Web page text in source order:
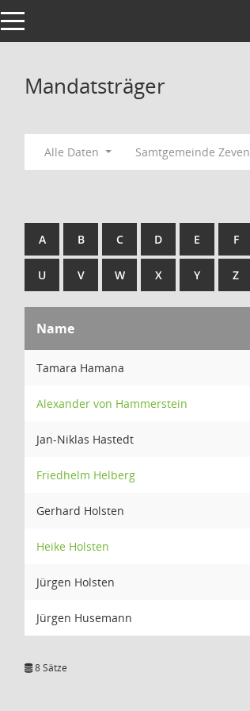
Toggle navigation
Mandatsträger
Alle Daten Samtgemeinde Zeven
A B C D E F
U V W X Y Z
Name
Tamara Hamana
Alexander von Hammerstein
Jan-Niklas Hastedt
Friedhelm Helberg
Gerhard Holsten
Heike Holsten
Jürgen Holsten
Jürgen Husemann
8 Sätze